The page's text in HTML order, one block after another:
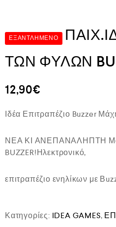
ΕΞΑΝΤΛΗΜΈΝΟ
ΤΩΝ ΦΥΛΩΝ
12,90€
Ιδέα Επιτραπέζιο Buzzer
ΝΕΑ ΚΙ ΑΝΕΠΑΝΑΛΗΠΤΗ
BUZZER!Ηλεκτρονικό,
επιτραπέζιο ενηλίκων με
Κατηγορίες: IDEA GAMES,